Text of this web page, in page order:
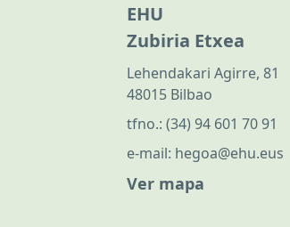
EHU
Zubiria Etxea
Lehendakari Agirre, 81
48015 Bilbao
tfno.: (34) 94 601 70 91
e-mail: hegoa@ehu.eus
Ver mapa